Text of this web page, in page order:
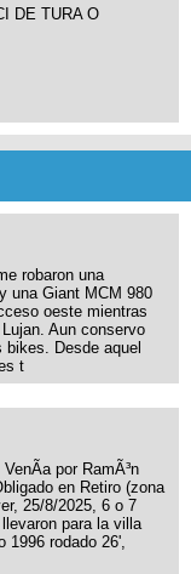
DE TURA O
robaron una
una Giant MCM 980
oeste mientras
Aun conservo
Desde aquel
t
por RamÃ³n
en Retiro (zona
25/8/2025, 6 o 7
para la villa
1996 rodado 26',